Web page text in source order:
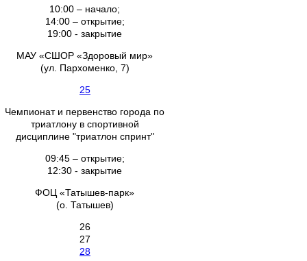
10:00 – начало;
14:00 – открытие;
19:00 - закрытие
МАУ «СШОР «Здоровый мир»
(ул. Пархоменко, 7)
25
Чемпионат и первенство города по
триатлону в спортивной
дисциплине "триатлон спринт"
09:45 – открытие;
12:30 - закрытие
ФОЦ «Татышев-парк»
(о. Татышев)
26
27
28